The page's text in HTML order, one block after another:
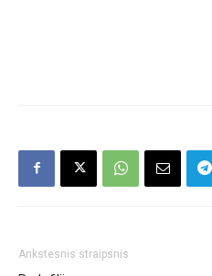
Ankstesnis straipsnis